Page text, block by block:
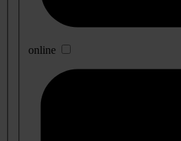
online